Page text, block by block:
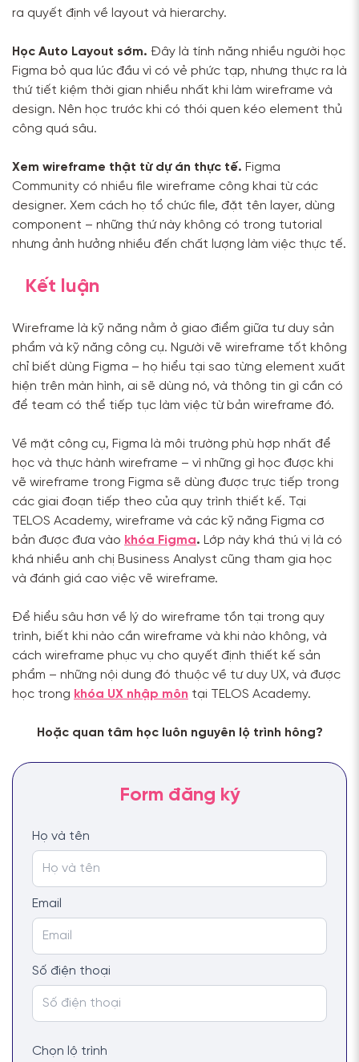
ra quyết định về layout và hierarchy.
Học Auto Layout sớm. Đây là tính năng nhiều người học
Figma bỏ qua lúc đầu vì có vẻ phức tạp, nhưng thực ra là
thứ tiết kiệm thời gian nhiều nhất khi làm wireframe và
design. Nên học trước khi có thói quen kéo element thủ
công quá sâu.
Xem wireframe thật từ dự án thực tế. Figma
Community có nhiều file wireframe công khai từ các
designer. Xem cách họ tổ chức file, đặt tên layer, dùng
component – những thứ này không có trong tutorial
nhưng ảnh hưởng nhiều đến chất lượng làm việc thực tế.
Kết luận
Wireframe là kỹ năng nằm ở giao điểm giữa tư duy sản
phẩm và kỹ năng công cụ. Người vẽ wireframe tốt không
chỉ biết dùng Figma – họ hiểu tại sao từng element xuất
hiện trên màn hình, ai sẽ dùng nó, và thông tin gì cần có
để team có thể tiếp tục làm việc từ bản wireframe đó.
Về mặt công cụ, Figma là môi trường phù hợp nhất để
học và thực hành wireframe – vì những gì học được khi
vẽ wireframe trong Figma sẽ dùng được trực tiếp trong
các giai đoạn tiếp theo của quy trình thiết kế. Tại
TELOS Academy, wireframe và các kỹ năng Figma cơ
bản được đưa vào khóa Figma. Lớp này khá thú vị là có
khá nhiều anh chị Business Analyst cũng tham gia học
và đánh giá cao việc vẽ wireframe.
Để hiểu sâu hơn về lý do wireframe tồn tại trong quy
trình, biết khi nào cần wireframe và khi nào không, và
cách wireframe phục vụ cho quyết định thiết kế sản
phẩm – những nội dung đó thuộc về tư duy UX, và được
học trong khóa UX nhập môn tại TELOS Academy.
Hoặc quan tâm học luôn nguyên lộ trình hông?
Họ và tên
Email
Số điện thoại
Chọn lộ trình